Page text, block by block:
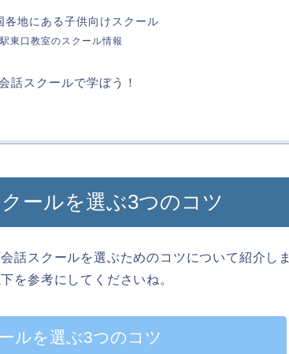
各地にある子供向けスクール
東口教室のスクール情報
話スクールで学ぼう！
ールを選ぶ3つのコツ
話スクールを選ぶためのコツについて紹介しま
を参考にしてくださいね。
ルを選ぶ3つのコツ